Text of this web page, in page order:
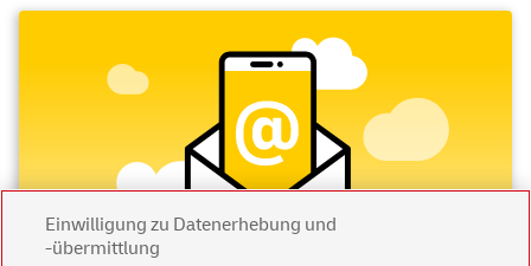
Einwilligung zu Datenerhebung und
-übermittlung